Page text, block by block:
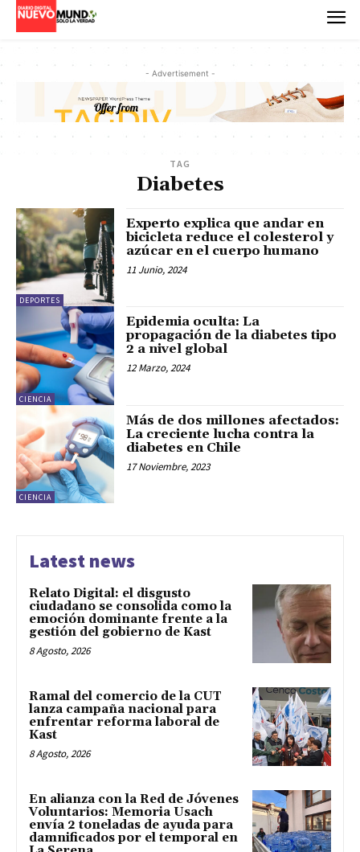
- Advertisement -
TAG
Diabetes
DEPORTES
Experto explica que andar en
bicicleta reduce el colesterol y
azúcar en el cuerpo humano
11 Junio, 2024
CIENCIA
Epidemia oculta: La
propagación de la diabetes tipo
2 a nivel global
12 Marzo, 2024
CIENCIA
Más de dos millones afectados:
La creciente lucha contra la
diabetes en Chile
17 Noviembre, 2023
Latest news
Relato Digital: el disgusto
ciudadano se consolida como la
emoción dominante frente a la
gestión del gobierno de Kast
8 Agosto, 2026
Ramal del comercio de la CUT
lanza campaña nacional para
enfrentar reforma laboral de
Kast
8 Agosto, 2026
En alianza con la Red de Jóvenes
Voluntarios: Memoria Usach
envía 2 toneladas de ayuda para
damnificados por el temporal en